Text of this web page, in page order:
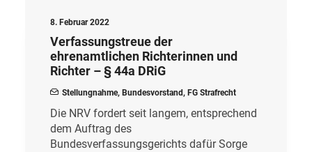
8. Februar 2022
Verfassungstreue der
ehrenamtlichen Richterinnen und
Richter – § 44a DRiG
Stellungnahme, Bundesvorstand, FG Strafrecht
Die NRV fordert seit langem, entsprechend
dem Auftrag des
Bundesverfassungsgerichts dafür Sorge